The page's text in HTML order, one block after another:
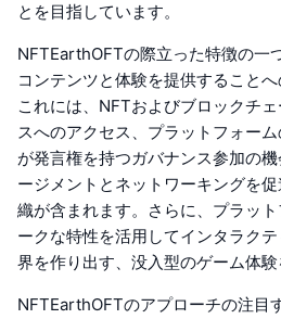
とを目指しています。
NFTEarthOFTの際立った特徴の一
コンテンツと体験を提供することへ
これには、NFTおよびブロックチ
スへのアクセス、プラットフォー
が発言権を持つガバナンス参加の
ージメントとネットワーキングを
織が含まれます。さらに、プラッ
ークな特性を活用してインタラク
界を作り出す、没入型のゲーム体験
NFTEarthOFTのアプローチの注目